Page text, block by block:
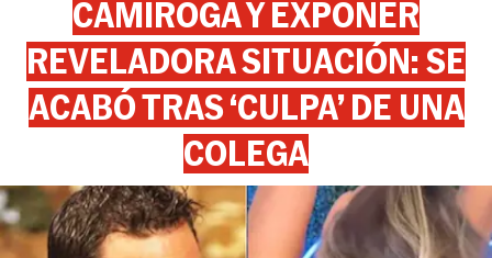
CAMIROGA Y EXPONER
REVELADORA SITUACIÓN: SE
ACABÓ TRAS ‘CULPA’ DE UNA
COLEGA